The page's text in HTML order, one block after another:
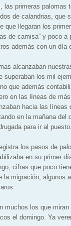
las primeras
de calandrias, que
que llegaran los
de camisa” y poco
además con un día
alcanzaban
superaban los mil
que además
en las líneas de
hacia las
en la mañana
para ir al puesto.
los pasos de
en su primer
cifras que poco
migración, algunos
muchos los que
el domingo. Ya